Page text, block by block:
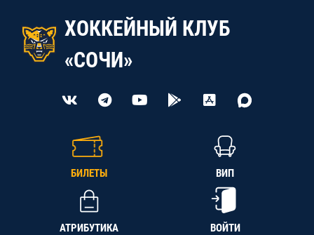
ХОККЕЙНЫЙ КЛУБ
«СОЧИ»
БИЛЕТЫ ВИП
АТРИБУТИКА ВОЙТИ